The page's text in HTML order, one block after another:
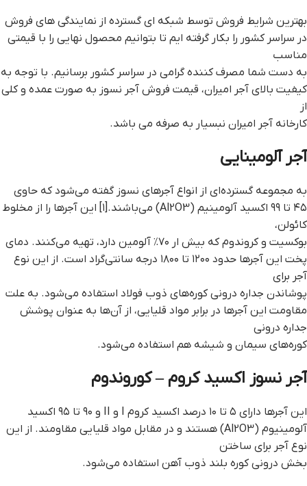
بهترین شرایط فروش توسط شبکه ای گسترده از نمایندگی های فروش
در سراسر کشور را بکار گرفته ایم تا بتوانیم محصول نهایی را با قیمتی
مناسب
به دست شما مصرف کننده گرامی در سراسر کشور برسانیم. با توجه به
کیفیت بالای آجر امیران، قیمت فروش آجر نسوز به صورت عمده و کلی
از
کارخانه آجر امیران نبسیار به صرفه می باشد.
آجر آلومینایی
به مجموعه گسترده‌ای از انواع آجرهای نسوز گفته می‌شود که حاوی
۴۵ تا ۹۹ اکسید آلومینیم (Al2O3) می‌باشند.[۱] این آجرها را از مخلوط
کائولن،
بوکسیت و کروندوم که بیش ار ۷۰٪ آلومین دارد، تهیه می‌کنند. دمای
پخت این آجرها حدود ۱۲۰۰ تا ۱۸۰۰ درجه سانتی‌گراد است. از این نوع
آجر برای
پوشاندن جداره درونی کوره‌های ذوب فولاد استفاده می‌شود. به علت
مقاومت این آجرها در برابر مواد قلیایی، از آن‌ها به عنوان پوشش
جداره درونی
کوره‌های سیمان و شیشه هم استفاده می‌شود.
آجر نسوز اکسید کروم – کوروندوم
این آجرها دارای ۵ تا ۱۰ درصد اکسید کروم I و II و ۹۰ تا ۹۵ اکسید
آلومینیوم (Al2O3) هستند و در مقابل مواد قلیایی مقاومند. از این
نوع آجر برای ساختن
بخش درونی کوره بلند ذوب آهن استفاده می‌شود.